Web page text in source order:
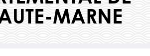
MARNE